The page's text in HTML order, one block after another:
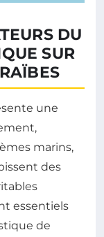
DU
SUR
une
marins,
des
essentiels
de